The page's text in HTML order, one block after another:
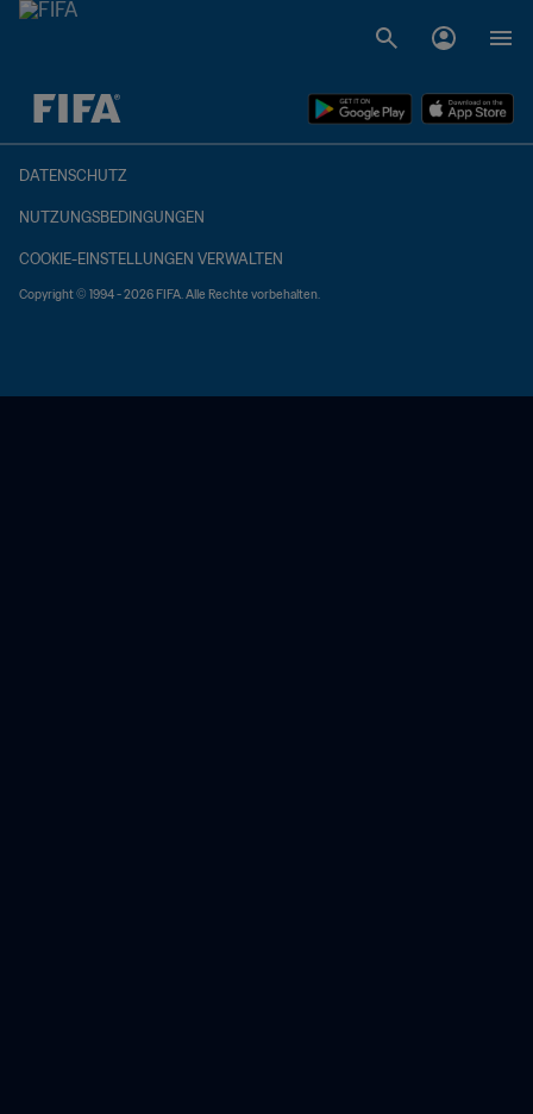
OFFEN – OFFEN
DATENSCHUTZ
NUTZUNGSBEDINGUNGEN
COOKIE-EINSTELLUNGEN VERWALTEN
Copyright © 1994 - 2026 FIFA. Alle Rechte vorbehalten.